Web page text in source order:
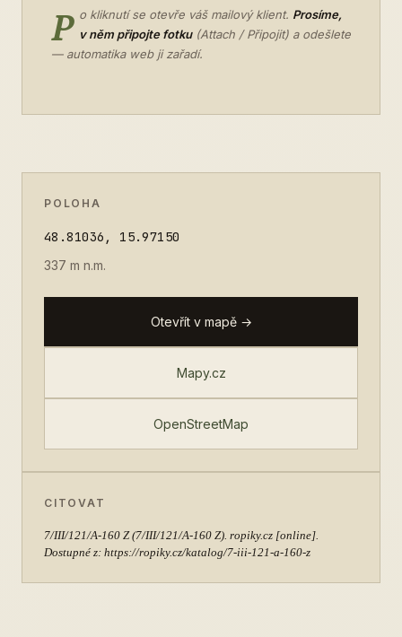
P o kliknutí se otevře váš mailový klient. Prosíme,
v něm připojte fotku(Attach / Připojit) a odešlete
— automatika web ji zařadí.
POLOHA
48.81036, 15.97150
337 m n.m.
Otevřít v mapě →
Mapy.cz
OpenStreetMap
CITOVAT
7/III/121/A-160 Z(7/III/121/A-160 Z). ropiky.cz [online].
Dostupné z: https://ropiky.cz/katalog/7-iii-121-a-160-z